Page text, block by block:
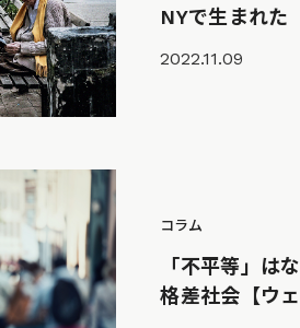
NYで生まれた
2022.11.09
コラム
「不平等」は
格差社会【ウ